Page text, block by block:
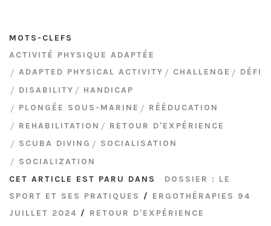
MOTS-CLEFS
ACTIVITÉ PHYSIQUE ADAPTÉE
ADAPTED PHYSICAL ACTIVITY
CHALLENGE
DÉFI
DISABILITY
HANDICAP
PLONGÉE SOUS-MARINE
RÉÉDUCATION
REHABILITATION
RETOUR D'EXPÉRIENCE
SCUBA DIVING
SOCIALISATION
SOCIALIZATION
CET ARTICLE EST PARU DANS
DOSSIER : LE
SPORT ET SES PRATIQUES / ERGOTHÉRAPIES 94
JUILLET 2024 / RETOUR D'EXPÉRIENCE